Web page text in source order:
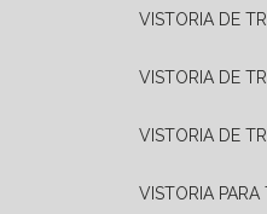
VISTORIA DE
VISTORIA DE
VISTORIA DE
VISTORIA